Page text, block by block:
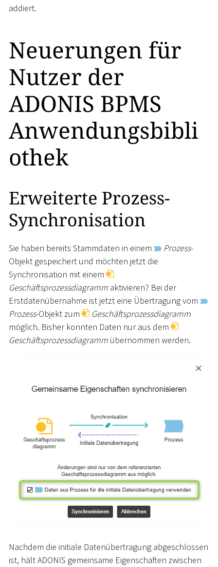
addiert.
Neuerungen für
Nutzer der
ADONIS BPMS
Anwendungsbibli
othek
Erweiterte Prozess-
Synchronisation
Sie haben bereits Stammdaten in einem Prozess-
Objekt gespeichert und möchten jetzt die
Synchronisation mit einem
Geschäftsprozessdiagramm aktivieren? Bei der
Erstdatenübernahme ist jetzt eine Übertragung vom
Prozess-Objekt zum
Geschäftsprozessdiagramm
möglich. Bisher konnten Daten nur aus dem
Geschäftsprozessdiagramm übernommen werden.
Nachdem die initiale Datenübertragung abgeschlossen
ist, hält ADONIS gemeinsame Eigenschaften zwischen